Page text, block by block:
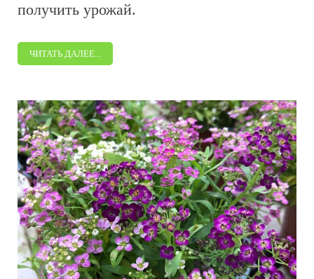
получить урожай.
ЧИТАТЬ ДАЛЕЕ...